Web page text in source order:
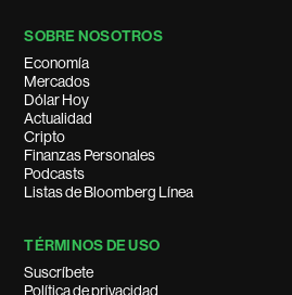
SOBRE NOSOTROS
Economía
Mercados
Dólar Hoy
Actualidad
Cripto
Finanzas Personales
Podcasts
Listas de Bloomberg Línea
TÉRMINOS DE USO
Suscríbete
Política de privacidad